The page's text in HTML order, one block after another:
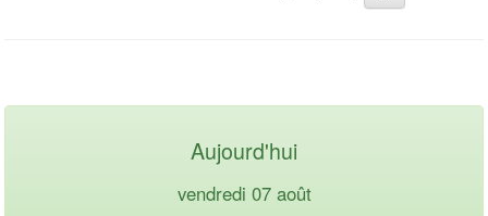
Aujourd'hui
vendredi 07 août